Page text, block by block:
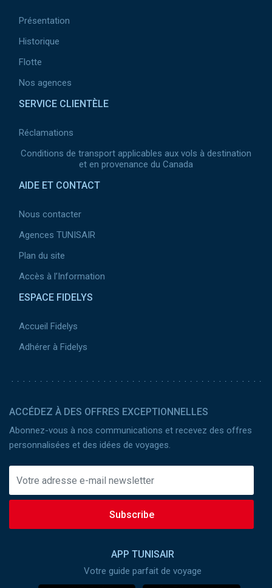
Présentation
Historique
Flotte
Nos agences
SERVICE CLIENTÈLE
Réclamations
Conditions de transport applicables aux vols à destination
et en provenance du Canada
AIDE ET CONTACT
Nous contacter
Agences TUNISAIR
Plan du site
Accès à l’Information
ESPACE FIDELYS
Accueil Fidelys
Adhérer à Fidelys
ACCÉDEZ À DES OFFRES EXCEPTIONNELLES
Abonnez-vous à nos communications et recevez des offres
personnalisées et des idées de voyages.
Subscribe
APP TUNISAIR
Votre guide parfait de voyage